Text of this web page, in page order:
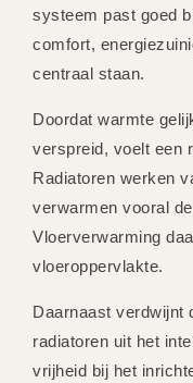
systeem past goed
comfort,
centraal staan.
Doordat warmte
verspreid, voelt een
Radiatoren werken
verwarmen vooral
Vloerverwarming
vloeroppervlakte.
Daarnaast verdwijnt
radiatoren uit het
vrijheid bij het